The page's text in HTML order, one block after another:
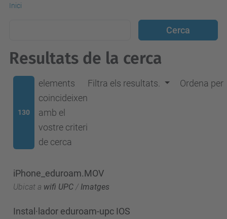
Inici
Resultats de la cerca
130
elements
coincideixen
amb el
vostre criteri
de cerca
Filtra els resultats. Ordena per
iPhone_eduroam.MOV
Ubicat a wifi UPC / Imatges
Instal·lador eduroam-upc IOS